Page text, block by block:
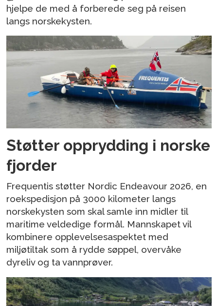
hjelpe de med å forberede seg på reisen
langs norskekysten.
Støtter opprydding i norske
fjorder
Frequentis støtter Nordic Endeavour 2026, en
roekspedisjon på 3000 kilometer langs
norskekysten som skal samle inn midler til
maritime veldedige formål. Mannskapet vil
kombinere opplevelsesaspektet med
miljøtiltak som å rydde søppel, overvåke
dyreliv og ta vannprøver.